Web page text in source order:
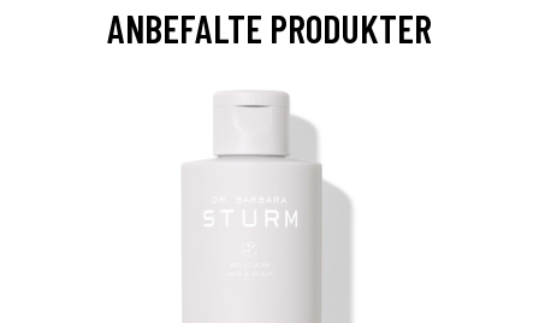
ANBEFALTE PRODUKTER